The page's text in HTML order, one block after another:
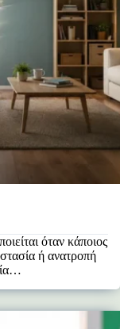
όταν κάποιος
ή ανατροπή